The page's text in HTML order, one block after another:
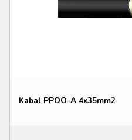
Kabal PPOO-A 4x35mm2